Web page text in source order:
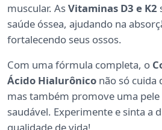
muscular. AsVitaminas D3 e K2
saúde óssea, ajudando na
fortalecendo seus ossos.
Com uma fórmula completa, o
Ácido Hialurônico não só cuida
mas também promove uma
saudável. Experimente e sinta a
qualidade de vida!